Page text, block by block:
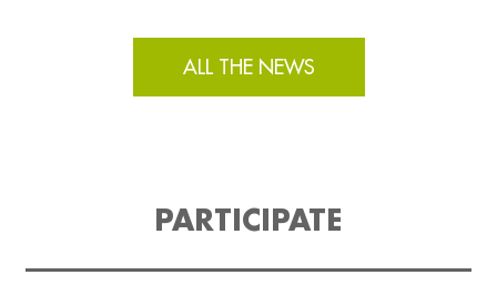
ALL THE NEWS
PARTICIPATE